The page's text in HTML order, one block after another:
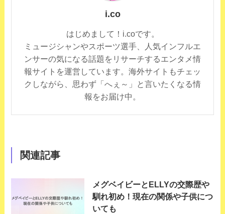
i.co
はじめまして！i.coです。
ミュージシャンやスポーツ選手、人気インフルエ
ンサーの気になる話題をリサーチするエンタメ情
報サイトを運営しています。海外サイトもチェッ
クしながら、思わず「へぇ～」と言いたくなる情
報をお届け中。
関連記事
メグベイビーとELLYの交際歴や
馴れ初め！現在の関係や子供につ
いても